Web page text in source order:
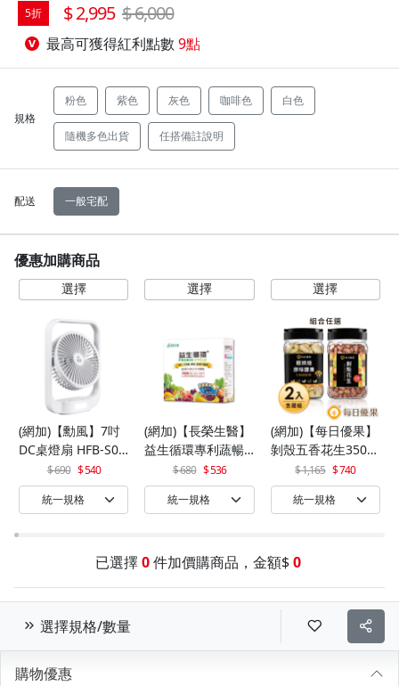
5折 2,995 6,000
最高可獲得紅利點數 9點
規格
粉色 紫色 灰色 咖啡色 白色
隨機多色出貨 任搭備註說明
配送 一般宅配
優惠加購商品
(網加)【勳風】7吋
DC桌燈扇 HFB-S06
690 540
(網加)【長榮生醫】
益生循環專利蔬暢
配方輕體順暢(30包/
盒)x1
680 536
(網加)【每日優果】
剝殼五香花生350G
+罐裝原味烘焙腰果
320G
1,165 740
已選擇 0 件加價購商品，金額$ 0
選擇規格/數量
購物優惠